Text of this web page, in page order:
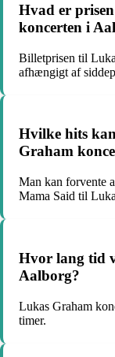
Hvad er
koncerten i
Billetprisen til
afhængigt af
Hvilke hits
Graham
Man kan forvente
Mama Said til
Hvor lang tid
Aalborg?
Lukas Graham
timer.